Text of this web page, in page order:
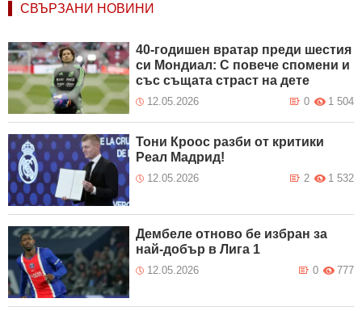
СВЪРЗАНИ НОВИНИ
40-годишен вратар преди шестия
си Мондиал: С повече спомени и
със същата страст на дете
12.05.2026 1 504
0
Тони Кроос разби от критики
Реал Мадрид!
12.05.2026 1 532
2
Дембеле отново бе избран за
най-добър в Лига 1
12.05.2026 777
0